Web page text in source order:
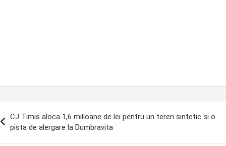
CJ Timis aloca 1,6 milioane de lei pentru un teren sintetic si o
pista de alergare la Dumbravita